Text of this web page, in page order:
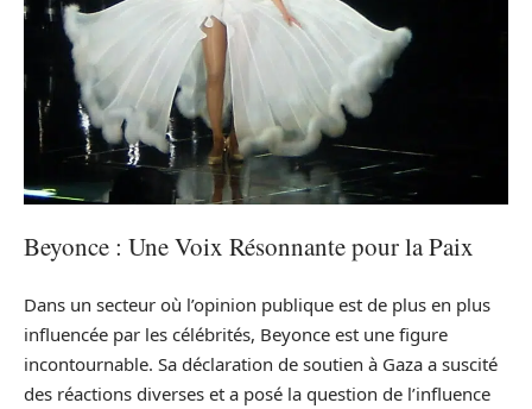
Beyonce : Une Voix Résonnante pour la Paix
Dans un secteur où l’opinion publique est de plus en plus
influencée par les célébrités, Beyonce est une figure
incontournable. Sa déclaration de soutien à Gaza a suscité
des réactions diverses et a posé la question de l’influence